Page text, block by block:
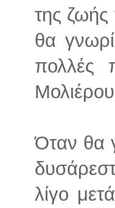
της ζωής
θα
πολλές
Όταν θα
λίγο